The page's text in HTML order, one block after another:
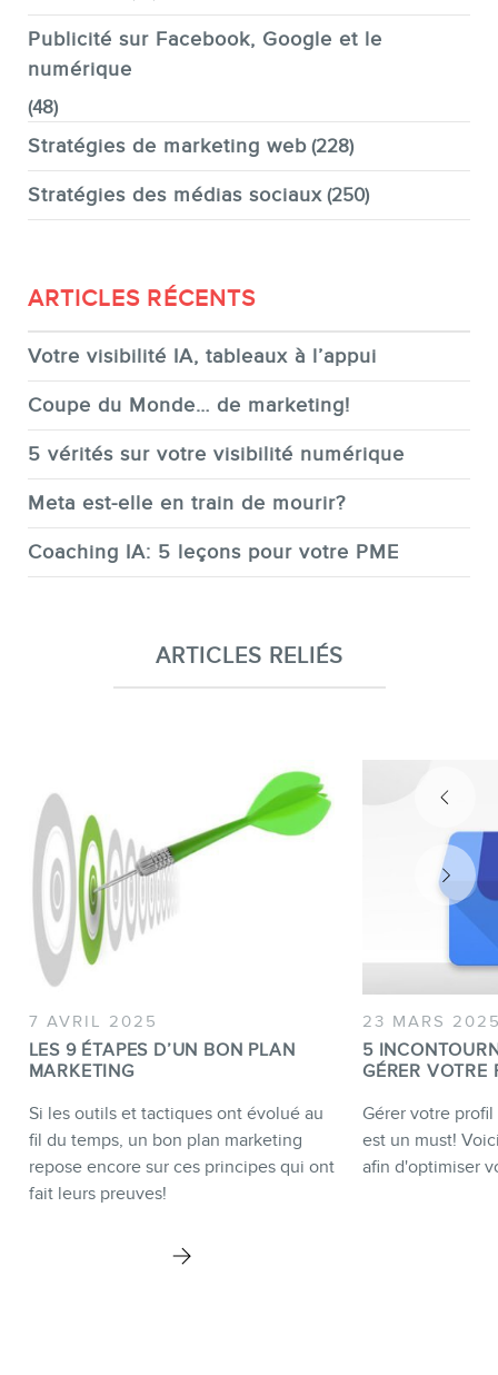
Publicité sur Facebook, Google et le
numérique
(48)
Stratégies de marketing web (228)
Stratégies des médias sociaux (250)
ARTICLES RÉCENTS
Votre visibilité IA, tableaux à l’appui
Coupe du Monde… de marketing!
5 vérités sur votre visibilité numérique
Meta est-elle en train de mourir?
Coaching IA: 5 leçons pour votre PME
ARTICLES RELIÉS
7 AVRIL 2025
LES 9 ÉTAPES D’UN BON PLAN
MARKETING
Si les outils et tactiques ont évolué au
fil du temps, un bon plan marketing
repose encore sur ces principes qui ont
fait leurs preuves!
23 MARS
5
GÉRER VOTRE
Gérer votre
est un must!
afin d'optimiser